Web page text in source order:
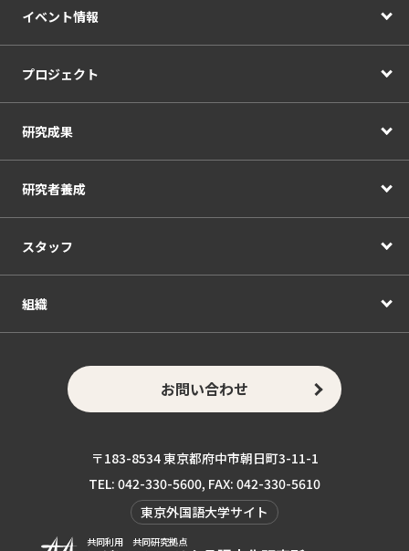
イベント情報
プロジェクト
研究成果
研究者養成
スタッフ
組織
お問い合わせ
〒183-8534 東京都府中市朝日町3-11-1
TEL: 042-330-5600, FAX: 042-330-5610
東京外国語大学サイト
共同利用 共同研究拠点